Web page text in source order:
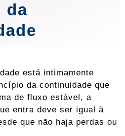
da
está intimamente
da continuidade que
de fluxo estável, a
entra deve ser igual à
que não haja perdas ou